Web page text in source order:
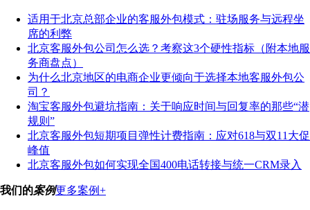
适用于北京总部企业的客服外包模式：驻场服务与远程坐
席的利弊
北京客服外包公司怎么选？考察这3个硬性指标（附本地服
务商盘点）
为什么北京地区的电商企业更倾向于选择本地客服外包公
司？
淘宝客服外包避坑指南：关于响应时间与回复率的那些“潜
规则”
北京客服外包短期项目弹性计费指南：应对618与双11大促
峰值
北京客服外包如何实现全国400电话转接与统一CRM录入
我们的案例更多案例+